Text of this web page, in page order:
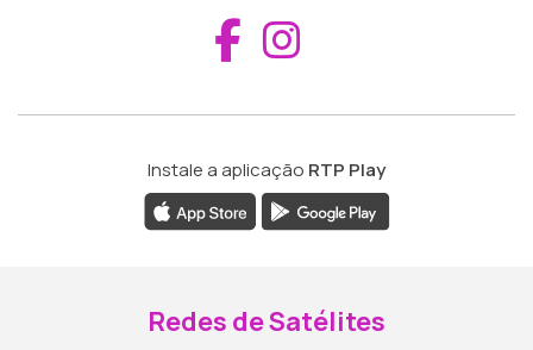
Aceder ao
Instale a aplicação RTP Play
Redes de Satélites